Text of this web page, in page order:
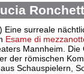
Eine surreale
Esame di
Mannheim.
der römischen
Schauspielern,